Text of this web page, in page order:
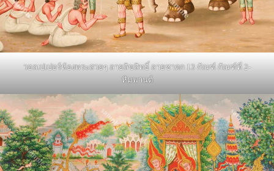
วอลเปเปอร์ห้องพระสวยๆ ลายลิขสิทธิ์ ลายชาดก 13 กัณฑ์ กัณฑ์ที่ 2-
หิมพานต์